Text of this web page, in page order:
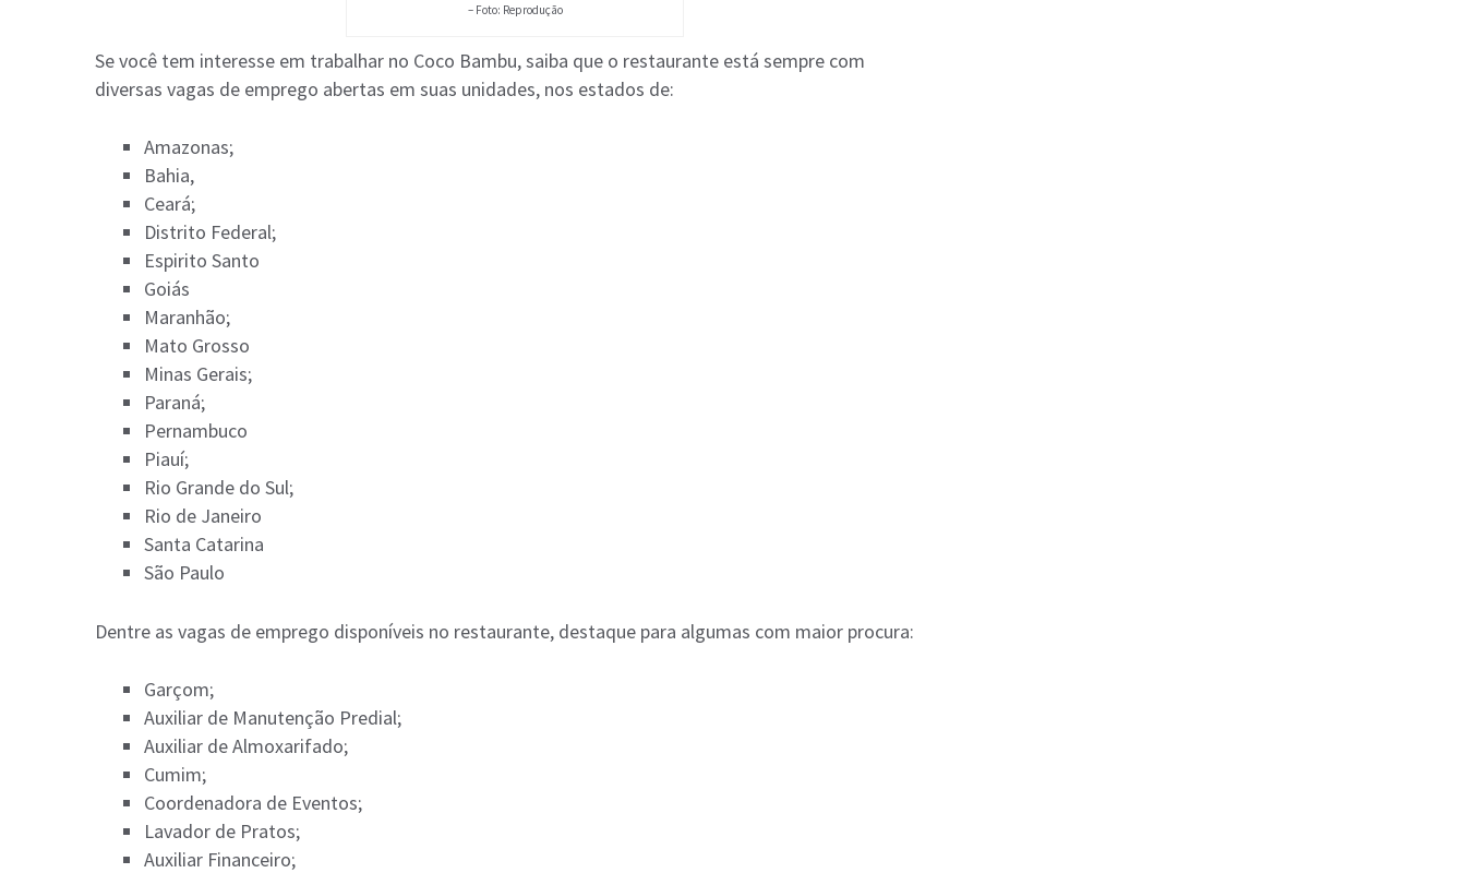
– Foto: Reprodução
Se você tem interesse em trabalhar no Coco Bambu, saiba que o restaurante está sempre com
diversas vagas de emprego abertas em suas unidades, nos estados de:
Amazonas;
Bahia,
Ceará;
Distrito Federal;
Espirito Santo
Goiás
Maranhão;
Mato Grosso
Minas Gerais;
Paraná;
Pernambuco
Piauí;
Rio Grande do Sul;
Rio de Janeiro
Santa Catarina
São Paulo
Dentre as vagas de emprego disponíveis no restaurante, destaque para algumas com maior procura:
Garçom;
Auxiliar de Manutenção Predial;
Auxiliar de Almoxarifado;
Cumim;
Coordenadora de Eventos;
Lavador de Pratos;
Auxiliar Financeiro;